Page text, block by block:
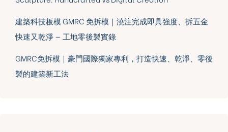
建築科技板模 GMRC 免拆模｜澆注完成即具強度、拆五金
快速又乾淨 — 工地零後製實錄
GMRC免拆模｜豪門國際獨家專利，打造快速、乾淨、零後
製的建築新工法